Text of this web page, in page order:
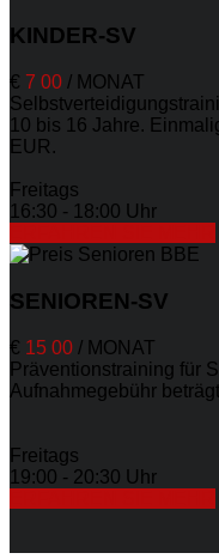
KINDER-SV
€ 7 00 / MONAT
10 bis 16 Jahre.
EUR.
Freitags
16:30 - 18:00 Uhr
SENIOREN-SV
€ 15 00 / MONAT
Präventionstraining für
Aufnahmegebühr
Freitags
19:00 - 20:30 Uhr